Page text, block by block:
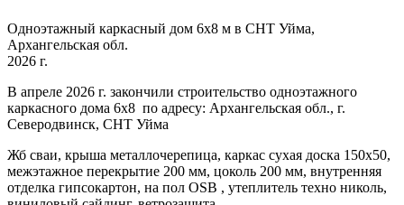
Одноэтажный каркасный дом 6х8 м в СНТ Уйма,
Архангельская обл.
2026 г.
В апреле 2026 г. закончили строительство одноэтажного
каркасного дома 6х8 по адресу: Архангельская обл., г.
Северодвинск, СНТ Уйма
Жб сваи, крыша металлочерепица, каркас сухая доска 150х50,
межэтажное перекрытие 200 мм, цоколь 200 мм, внутренняя
отделка гипсокартон, на пол OSB , утеплитель техно николь,